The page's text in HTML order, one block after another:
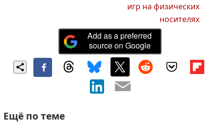
игр на физических
носителях
Add as a preferred
source on Google
Ещё по теме